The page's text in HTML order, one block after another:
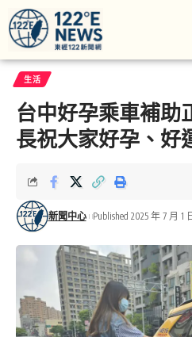
生活
台中好孕乘車補
長祝大家好孕、好
新聞中心 Published 2025 年 7 月 1